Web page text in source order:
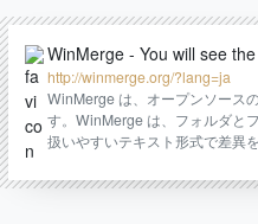
WinMerge - You will see
http://winmerge.org/?lang=ja
WinMerge は、オープンソース
す。WinMerge は、フォルダと
扱いやすいテキスト形式で差異